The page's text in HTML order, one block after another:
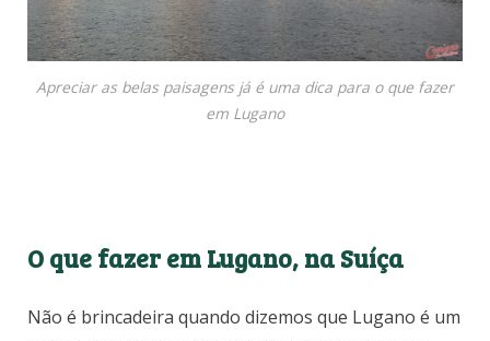
Apreciar as belas paisagens já é uma dica para o que fazer
em Lugano
O que fazer em Lugano, na Suíça
Não é brincadeira quando dizemos que Lugano é um